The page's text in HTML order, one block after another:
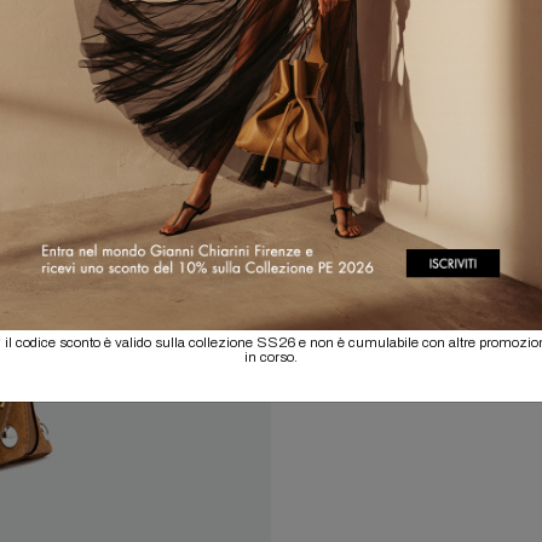
codice sconto è valido sulla collezione SS26 e non è cumulabile con altre
in corso.